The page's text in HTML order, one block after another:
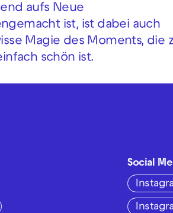
aufs Neue
ist, ist dabei auch
Magie des Moments, die
schön ist.
Social